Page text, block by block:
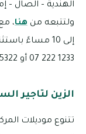
الهندية – الصال –
ولتتبعه من هنا
إلى 10 مساءً
1233 222 07 أو 5322 227 07 أو 3786 503 050
الزين لتاجير
تتنوع موديلات